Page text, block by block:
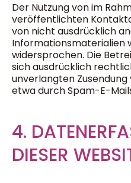
Der Nutzung von im
veröffentlichten
von nicht ausdrücklich
Informationsmaterialien
widersprochen. Die
sich ausdrücklich
unverlangten
etwa durch Spam-E-
4.
DIESER